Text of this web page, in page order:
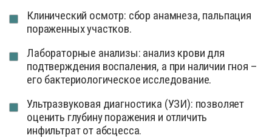
Клинический осмотр: сбор анамнеза, пальпация
пораженных участков.
Лабораторные анализы: анализ крови для
подтверждения воспаления, а при наличии гноя –
его бактериологическое исследование.
Ультразвуковая диагностика (УЗИ): позволяет
оценить глубину поражения и отличить
инфильтрат от абсцесса.